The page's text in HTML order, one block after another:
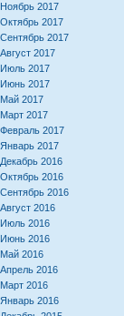
Ноябрь 2017
Октябрь 2017
Сентябрь 2017
Август 2017
Июль 2017
Июнь 2017
Май 2017
Март 2017
Февраль 2017
Январь 2017
Декабрь 2016
Октябрь 2016
Сентябрь 2016
Август 2016
Июль 2016
Июнь 2016
Май 2016
Апрель 2016
Март 2016
Январь 2016